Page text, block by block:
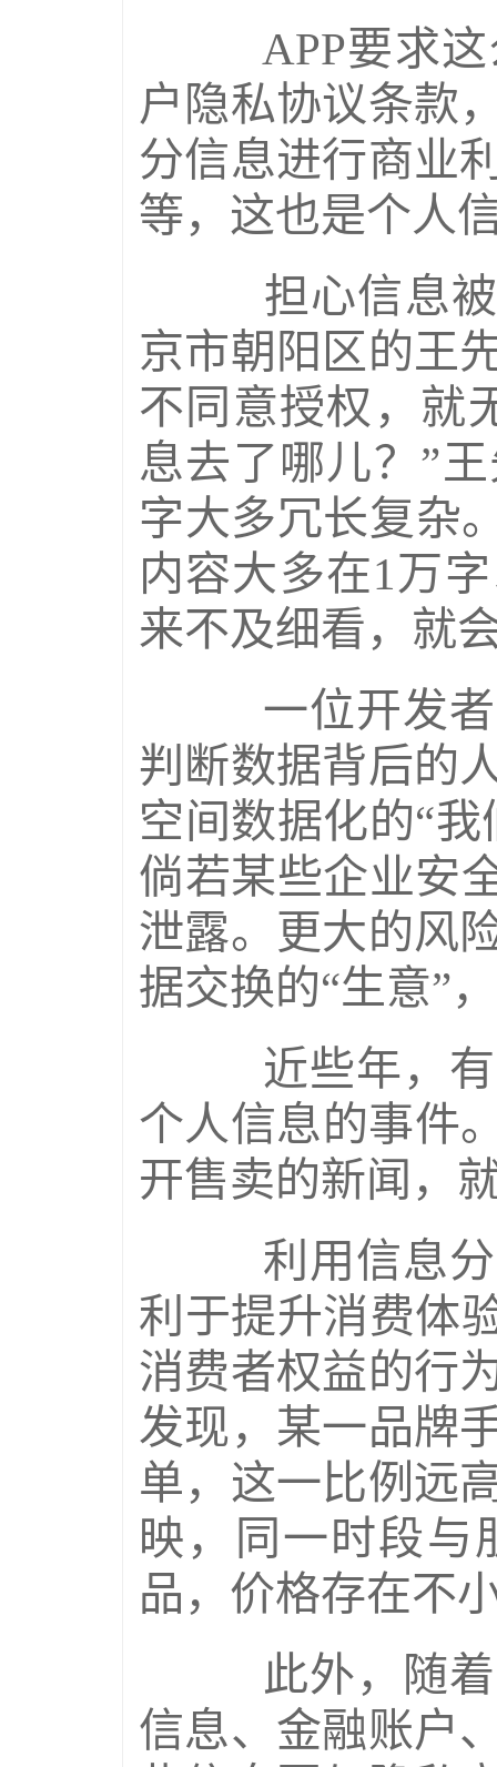
APP要求这
户隐私协议条款
分信息进行商业
等，这也是个人
担心信息被
京市朝阳区的王
不同意授权，就
息去了哪儿？”
字大多冗长复杂
内容大多在1万
来不及细看，就
一位开发者
判断数据背后的
空间数据化的“
倘若某些企业安
泄露。更大的风
据交换的“生意”
近些年，有
个人信息的事件
开售卖的新闻，
利用信息分
利于提升消费体
消费者权益的行
发现，某一品牌
单，这一比例远
映，同一时段与
品，价格存在不
此外，随着
信息、金融账户